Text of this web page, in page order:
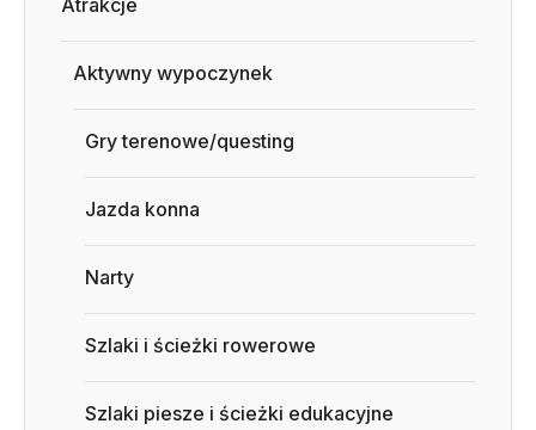
Aktywny wypoczynek
Gry terenowe/questing
Jazda konna
Narty
Szlaki i ścieżki rowerowe
Szlaki piesze i ścieżki edukacyjne